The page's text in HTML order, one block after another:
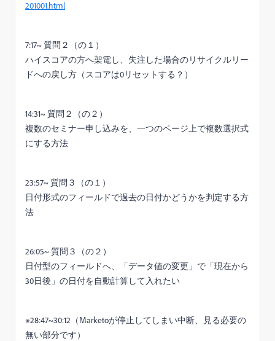
201001.html
7:17~ 質問２（の１）
ハイスコアの方へ架電し、失注した場合のリサイクルリー
ドへの戻し方（スコアは0リセットする？）
14:31~ 質問２（の２）
複数のセミナー申し込みを、一つのページ上で複数選択式
にする方法
23:57~ 質問３（の１）
日付形式のフィールドで過去の日付かどうかを判定する方
法
26:05~ 質問３（の２）
日付型のフィールドへ、「データ値の変更」で「現在から
30日後」の日付を自動計算して入れたい
※28:47~30:12（Marketoが停止してしまい中断、見る必要の
無い部分です）